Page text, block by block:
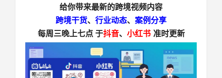
给你带来最新的跨境视频内容
跨境干货、 行业动态、 案例分享
每周三晚上七点 于抖音、 小红书准时更新